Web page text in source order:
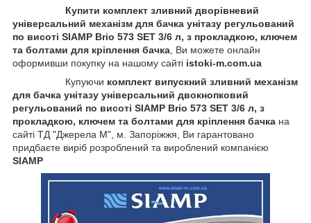
Купити комплект зливний дворівневий
універсальний механізм для бачка унітазу регульований
по висоті SIAMP Brio 573 SET 3/6 л, з прокладкою, ключем
та болтами для кріплення бачка, Ви можете онлайн
оформивши покупку на нашому сайті istoki-m.com.ua
Купуючи комплект випускний зливний механізм
для бачка унітазу універсальний двокнопковий
регульований по висоті SIAMP Brio 573 SET 3/6 л, з
прокладкою, ключем та болтами для кріплення бачка на
сайті ТД "Джерела М", м. Запоріжжя, Ви гарантовано
придбаєте виріб розроблений та вироблений компанією
SIAMP